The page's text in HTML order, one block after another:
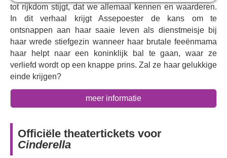
tot rijkdom stijgt, dat we allemaal kennen en waarderen.
In dit verhaal krijgt Assepoester de kans om te
ontsnappen aan haar saaie leven als dienstmeisje bij
haar wrede stiefgezin wanneer haar brutale feeënmama
haar helpt naar een koninklijk bal te gaan, waar ze
verliefd wordt op een knappe prins. Zal ze haar gelukkige
einde krijgen?
Deze fantastische, grappige en extravagante hervertelling
heeft
in de hoofdrol als de Goede Fee, naast
Madge , met Dex Lee (bekend van BBC 1's
Prins Charmant enHope Dawe( Burlesque
Assepoester. Het geliefde komedieduo
meer informatie
Officiële theatertickets voor
Cinderella